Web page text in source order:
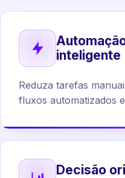
inteligente
Reduza tarefas
fluxos automatizados
Decisão